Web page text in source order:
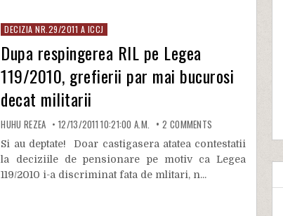
DECIZIA NR.29/2011 A ICCJ
Dupa respingerea RIL pe Legea
119/2010, grefierii par mai bucurosi
decat militarii
HUHU REZEA 12/13/2011 10:21:00 A.M. 2 COMMENTS
Si au deptate! Doar castigasera atatea contestatii
la deciziile de pensionare pe motiv ca Legea
119/2010 i-a discriminat fata de mlitari, n...